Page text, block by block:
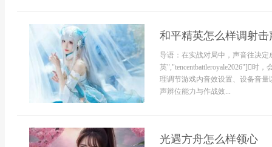
和平精英怎么样调射击
导语：在实战对局中，声音往决定
英","tencentbattleroyale2026"]时
理调节游戏内音效设置、设备音
声辨位能力与作战效...
光遇方舟怎么样领心